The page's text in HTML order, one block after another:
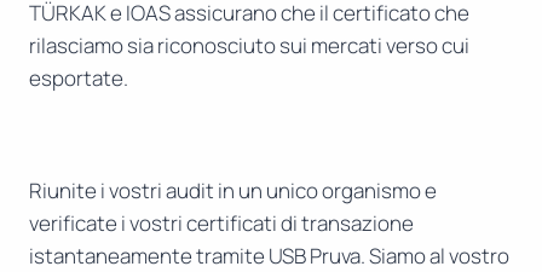
TÜRKAK e IOAS assicurano che il certificato che
rilasciamo sia riconosciuto sui mercati verso cui
esportate.
Riunite i vostri audit in un unico organismo e
verificate i vostri certificati di transazione
istantaneamente tramite USB Pruva. Siamo al vostro